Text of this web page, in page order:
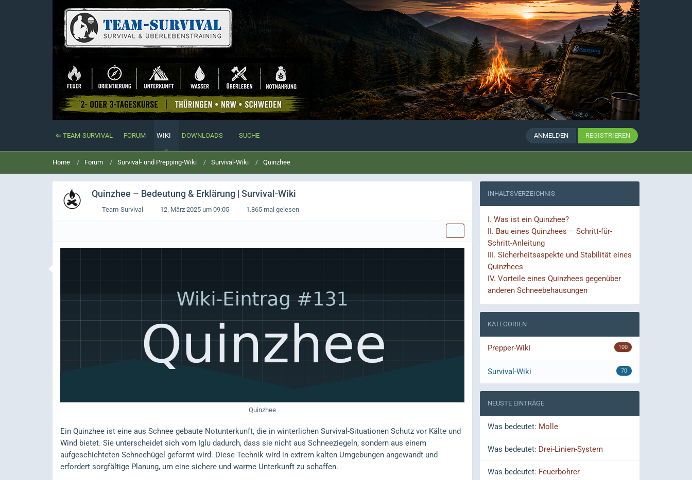
⇐ TEAM-SURVIVAL FORUM WIKI DOWNLOADS SUCHE ANMELDEN REGISTRIEREN
Home Forum Survival- und Prepping-Wiki Survival-Wiki Quinzhee
Quinzhee – Bedeutung & Erklärung | Survival-Wiki
Team-Survival 12. März 2025 um 09:05 1.865 mal gelesen
Quinzhee
Ein Quinzhee ist eine aus Schnee gebaute Notunterkunft, die in winterlichen Survival-Situationen Schutz vor Kälte und
Wind bietet. Sie unterscheidet sich vom Iglu dadurch, dass sie nicht aus Schneeziegeln, sondern aus einem
aufgeschichteten Schneehügel geformt wird. Diese Technik wird in extrem kalten Umgebungen angewandt und
erfordert sorgfältige Planung, um eine sichere und warme Unterkunft zu schaffen.
INHALTSVERZEICHNIS
I. Was ist ein Quinzhee?
II. Bau eines Quinzhees – Schritt-für-
Schritt-Anleitung
III. Sicherheitsaspekte und Stabilität eines
Quinzhees
IV. Vorteile eines Quinzhees gegenüber
anderen Schneebehausungen
KATEGORIEN
Prepper-Wiki 100
Survival-Wiki 70
NEUSTE EINTRÄGE
Was bedeutet: Molle
Was bedeutet: Drei-Linien-System
Was bedeutet: Feuerbohrer